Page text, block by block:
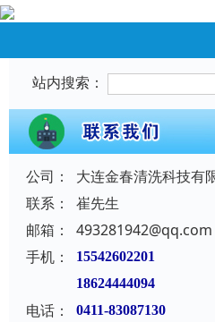
站内搜索：
公司：
大连金春清洗科技有
联系：
崔先生
邮箱：
493281942@qq.com
手机：
15542602201
18624444094
电话： 0411-83087130